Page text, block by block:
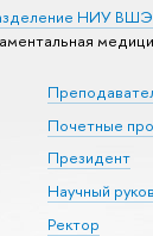
НИУ
Почетные
Президент
Научный
Ректор